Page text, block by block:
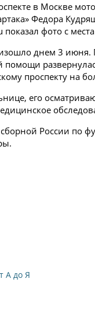
в Москве
Федора
фото с
днем 3 июня.
помощи
проспекту на
его
России по
А до Я